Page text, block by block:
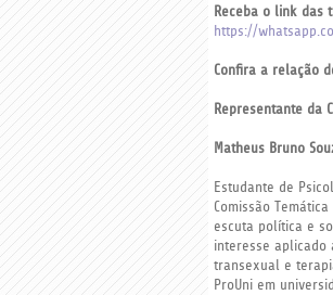
Receba o link das
https://
Confira a relação
Representante da
Matheus Bruno
Estudante de
Comissão
escuta política e
interesse aplicado
transexual e
ProUni em